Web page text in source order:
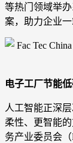
等热门领域举
案，助力企业
电子工厂节能
人工智能正深
柔性、更智能
务产业委员会